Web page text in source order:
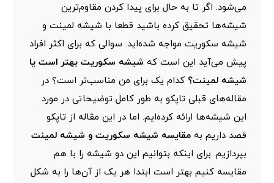
می‌شود. اگر تا به حال برای پیدا کردن مقاوم‌ترین
شیشه‌ها تحقیق کرده باشید قطعا با شیشه لمینت و
شیشه سکوریت مواجه شده‌اید. سوالی که برای اکثر افراد
پیش می‌آید این است که شیشه سکوریت بهتر است یا
شیشه لمینت؟ کدام یک برای من مناسب‌تر است؟ در
مقاله‌های قبلی تاپکو به طور کامل توضیحاتی در مورد
این شیشه‌ها ارائه کرده‌ایم. اما در این مقاله از تاپکو
قصد داریم به مقایسه شیشه سکوریت و شیشه لمینت
بپردازیم. برای اینکه بتوانیم این دو شیشه را با هم
مقایسه کنیم بهتر است ابتدا هر یک از آن‌ها را به شکل